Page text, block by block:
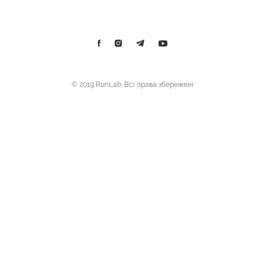
© 2019 RunLab. Всі права збережені